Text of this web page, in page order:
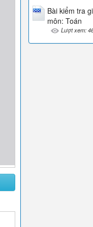
Bài kiểm tra
môn: Toán
Lượt xem: